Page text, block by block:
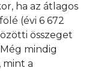
ha az átlagos
(évi 6 672
összeget
mindig
mint a